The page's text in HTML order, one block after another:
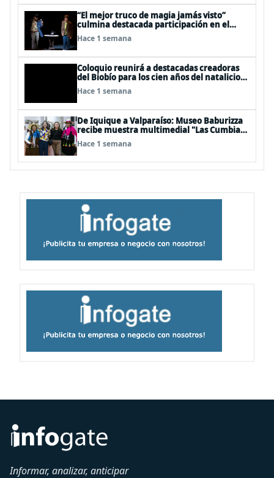
“El mejor truco de magia jamás visto”
culmina destacada participación en el
Festival Off Avignon 2026
Hace 1 semana
Coloquio reunirá a destacadas creadoras
del Biobío para los cien años del natalicio
del artista textil y artesano tomecino
Héctor Herrera “El Pajarero”
Hace 1 semana
De Iquique a Valparaíso: Museo Baburizza
recibe muestra multimedial "Las Cumbias
que escuchamos allá arriba"
Hace 1 semana
Informar, analizar, anticipar